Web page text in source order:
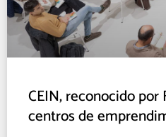
CEIN, reconocido
centros de